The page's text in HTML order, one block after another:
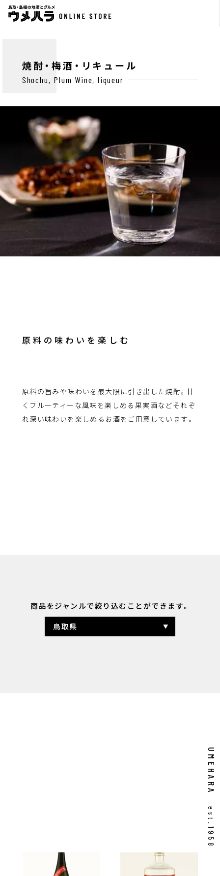
UMEHARA
est.1958
焼酎・梅酒・リキュール
Shochu, Plum Wine, liqueur
原料の味わいを楽しむ
原料の旨みや味わいを最大限に引き出した焼酎。甘
くフルーティーな風味を楽しめる果実酒などそれぞ
れ深い味わいを楽しめるお酒をご用意しています。
商品をジャンルで絞り込むことができます。
鳥取県